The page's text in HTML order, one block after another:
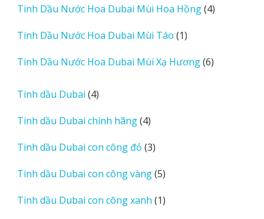
phẩm
Tinh Dầu Nước Hoa Dubai Mùi Hoa Hồng 44
Tinh Dầu Nước Hoa Dubai Mùi Táo 11
phẩm
Tinh Dầu Nước Hoa Dubai Mùi Xạ Hương 66
Tinh dầu Dubai 44
phẩm
Tinh dầu Dubai chính hãng 44
phẩm
Tinh dầu Dubai con công đỏ 33
phẩm
Tinh dầu Dubai con công vàng 55
phẩm
Tinh dầu Dubai con công xanh 11